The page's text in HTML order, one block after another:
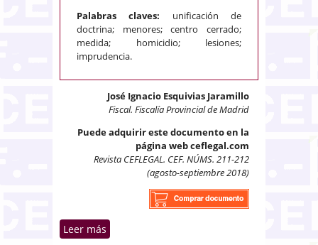
Palabras claves: unificación de
doctrina; menores; centro cerrado;
medida; homicidio; lesiones;
imprudencia.
José Ignacio Esquivias Jaramillo
Fiscal. Fiscalía Provincial de Madrid
Puede adquirir este documento en la
página web ceflegal.com
Revista CEFLEGAL. CEF. NÚMS. 211-212
(agosto-septiembre 2018)
Leer más